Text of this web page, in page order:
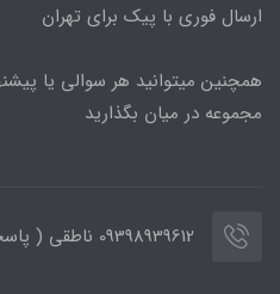
ارسال فوری با پیک برای تهران
همچنین میتوانید هر سوالی یا
مجموعه در میان بگذارید
09398939612 ناطقی ( پاسخگویی 11:00 تا ۲۰:00)